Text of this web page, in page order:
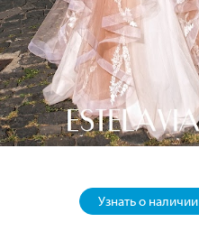
Узнать о наличии